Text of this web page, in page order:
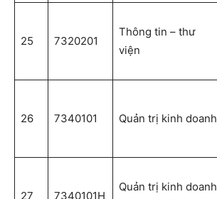
25 7320201
Thông tin – thư
viện
26 7340101 Quản trị kinh doanh
27 7340101H
Quản trị kinh doanh